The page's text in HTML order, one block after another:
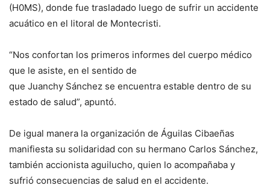
(H0MS), donde fue trasladado luego de sufrir un accidente
acuático en el litoral de Montecristi.
“Nos confortan los primeros informes del cuerpo médico
que le asiste, en el sentido de
que Juanchy Sánchez se encuentra estable dentro de su
estado de salud”, apuntó.
De igual manera la organización de Águilas Cibaeñas
manifiesta su solidaridad con su hermano Carlos Sánchez,
también accionista aguilucho, quien lo acompañaba y
sufrió consecuencias de salud en el accidente.